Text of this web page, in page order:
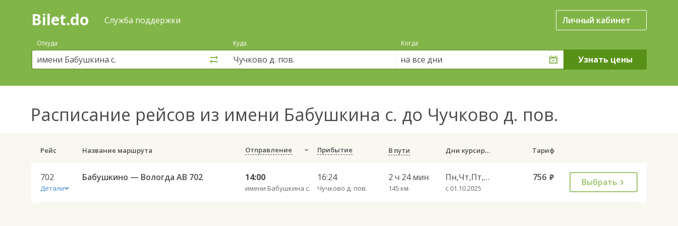
Поиск
покупка
билетов
автобус
онлайн
Bilet.do Служба поддержки Личный кабинет
Откуда Куда Когда
на все дни
Расписание рейсов из имени Бабушкина с. до Чучково д. пов.
Рейс Название маршрута Отправление Прибытие В пути Дни курсирования Тариф
702
Детали
Бабушкино — Вологда АВ 702 14:00
имени Бабушкина с.
16:24
Чучково д. пов.
2 ч 24 мин
145 км
Пн,Чт,Пт,Сб,Вс
с 01.10.2025
756 руб. Выбрать